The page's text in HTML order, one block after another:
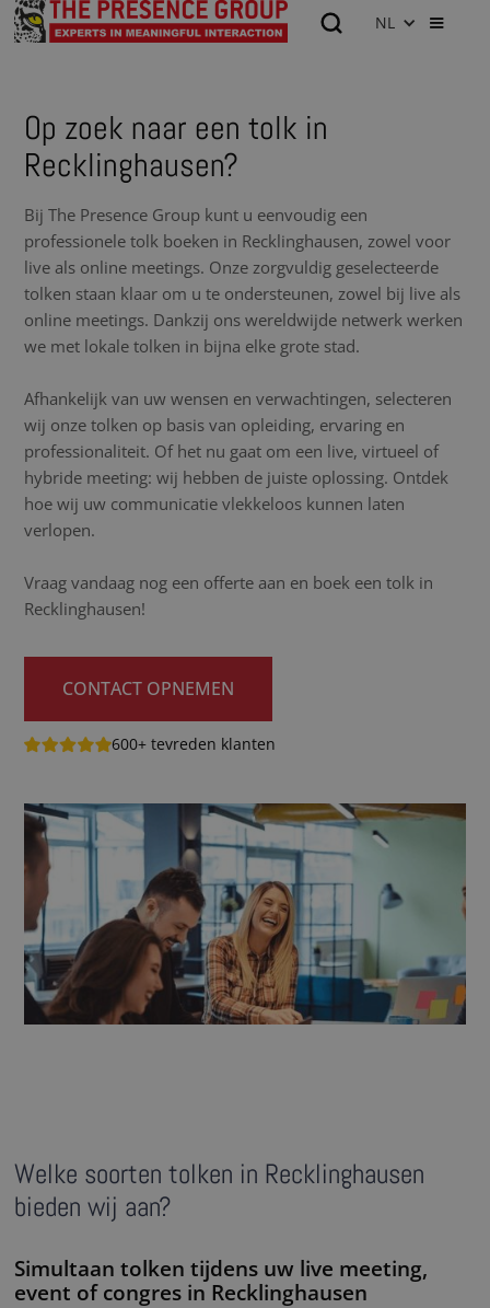
NL
Op zoek naar een tolk in
Recklinghausen?
Bij The Presence Group kunt u eenvoudig een
professionele tolk boeken in Recklinghausen, zowel voor
live als online meetings. Onze zorgvuldig geselecteerde
tolken staan klaar om u te ondersteunen, zowel bij live als
online meetings. Dankzij ons wereldwijde netwerk werken
we met lokale tolken in bijna elke grote stad.
Afhankelijk van uw wensen en verwachtingen, selecteren
wij onze tolken op basis van opleiding, ervaring en
professionaliteit. Of het nu gaat om een live, virtueel of
hybride meeting: wij hebben de juiste oplossing. Ontdek
hoe wij uw communicatie vlekkeloos kunnen laten
verlopen.
Vraag vandaag nog een offerte aan en boek een tolk in
Recklinghausen!
CONTACT OPNEMEN
600+ tevreden klanten
Welke soorten tolken in Recklinghausen
bieden wij aan?
Simultaan tolken tijdens uw live meeting,
event of congres in Recklinghausen